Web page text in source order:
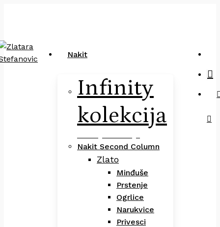
content
Nakit
Infinity
kolekcija
Nakit Second Column
Zlato
Minđuše
Prstenje
Ogrlice
Narukvice
Privesci